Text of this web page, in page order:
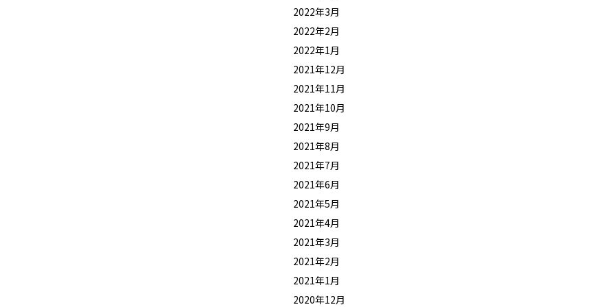
2022年3月
2022年2月
2022年1月
2021年12月
2021年11月
2021年10月
2021年9月
2021年8月
2021年7月
2021年6月
2021年5月
2021年4月
2021年3月
2021年2月
2021年1月
2020年12月